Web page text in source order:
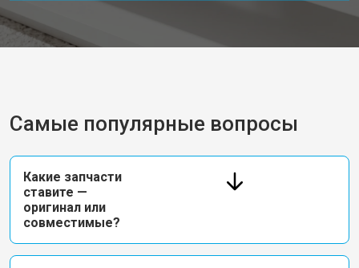
Самые популярные вопросы
Какие запчасти
ставите —
оригинал или
совместимые?